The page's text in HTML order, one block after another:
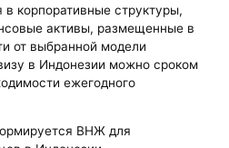
корпоративные структуры,
активы, размещенные в
от выбранной модели
в Индонезии можно сроком
ежегодного
ВНЖ для